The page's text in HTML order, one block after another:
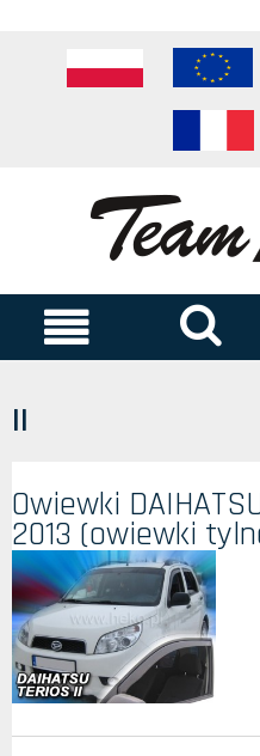
II
Owiewki
2013 (owiewki